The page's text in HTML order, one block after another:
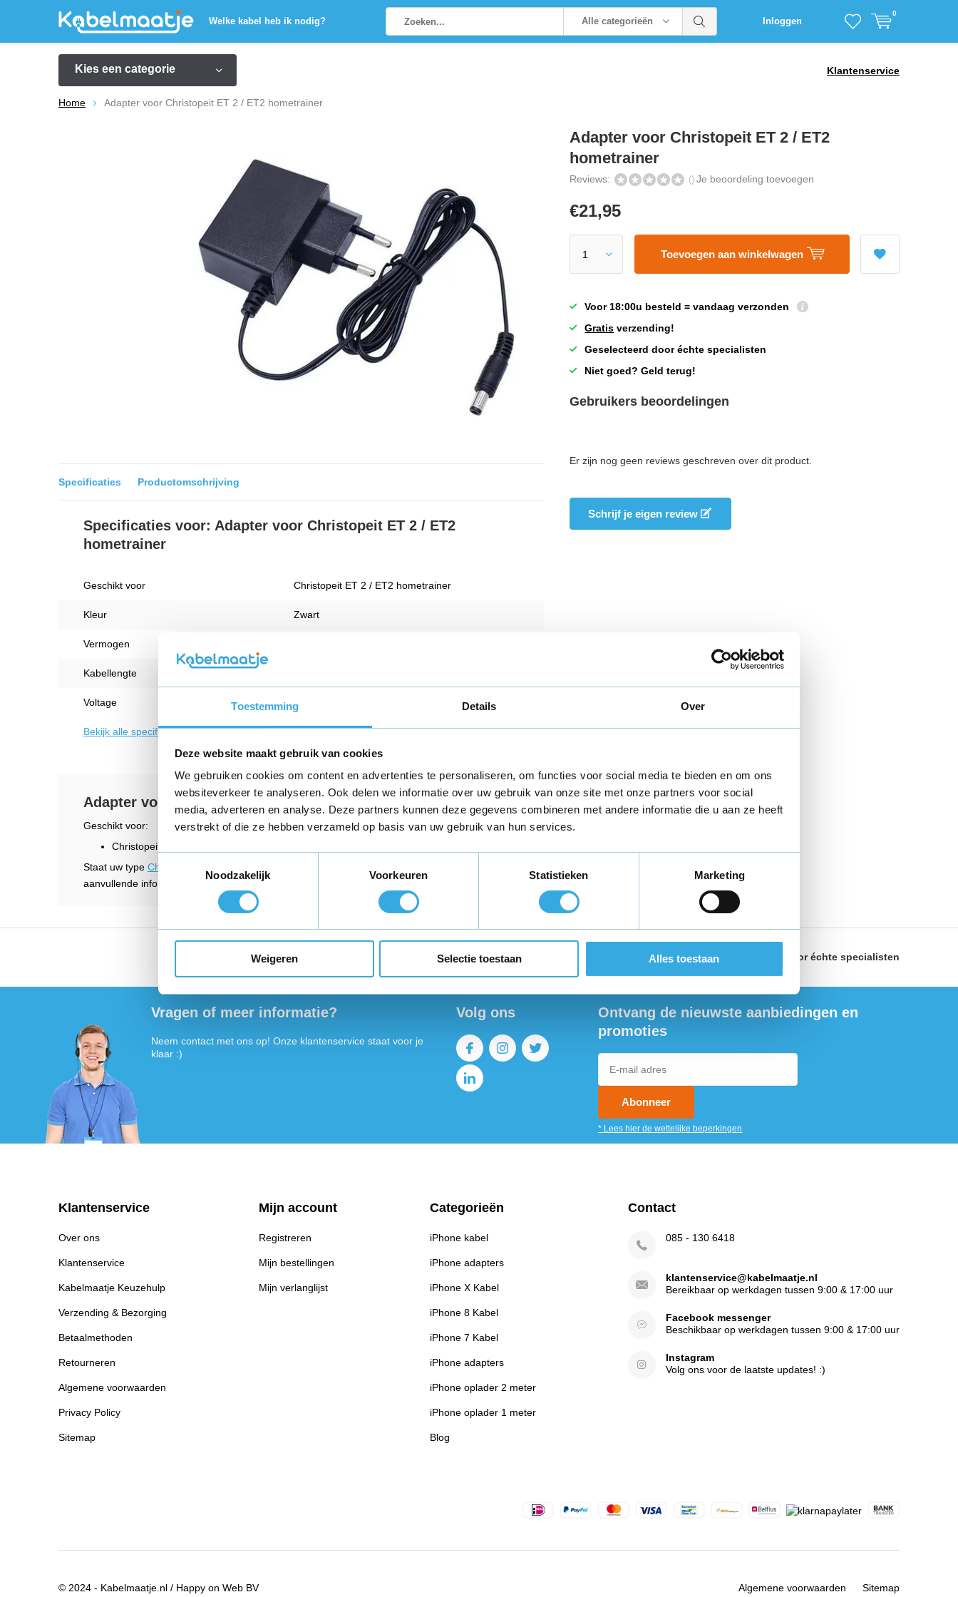
Toestemming Details Over
Deze website maakt gebruik van cookies
We gebruiken cookies om content en advertenties te personaliseren, om functies voor social media te bieden en om ons
websiteverkeer te analyseren. Ook delen we informatie over uw gebruik van onze site met onze partners voor social
media, adverteren en analyse. Deze partners kunnen deze gegevens combineren met andere informatie die u aan ze heeft
verstrekt of die ze hebben verzameld op basis van uw gebruik van hun services.
Noodzakelijk
Voorkeuren Statistieken Marketing
Weigeren Selectie toestaan Alles toestaan
Welke kabel heb ik nodig? Alle categorieën Inloggen
0
Kies een categorie Klantenservice
Home Adapter voor Christopeit ET 2 / ET2 hometrainer
Specificaties Productomschrijving
Specificaties voor: Adapter voor Christopeit ET 2 / ET2
hometrainer
Geschikt voor Christopeit ET 2 / ET2 hometrainer
Kleur Zwart
Vermogen
Kabellengte
Voltage 6 V
Bekijk alle specificaties
Adapter voor Christopeit ET 2 / ET2 hometrainer
Geschikt voor:
Christopeit ET 6 hometrainer
Staat uw type Christopeit hometrainer oplader
aanvullende informatie en wij helpen u graag verder.
Adapter voor Christopeit ET 2 / ET2
hometrainer
Reviews: () Je beoordeling toevoegen
€21,95
Toevoegen aan winkelwagen
Voor 18:00u besteld = vandaag verzonden
Gratis verzending!
Geselecteerd door échte specialisten
Niet goed? Geld terug!
Gebruikers beoordelingen
Er zijn nog geen reviews geschreven over dit product.
Schrijf je eigen review
Vandaag voor 18:00 besteld, Gratis verzending binnen Nederland Geselecteerd dooréchte specialisten
Vragen of meer informatie?
Neem contact met ons op! Onze klantenservice staat voor je
klaar :)
Volg ons
Ontvang de nieuwste aanbiedingen en
promoties
Abonneer
* Lees hier de wettelijke beperkingen
Klantenservice
Over ons
Klantenservice
Kabelmaatje Keuzehulp
Verzending & Bezorging
Betaalmethoden
Retourneren
Algemene voorwaarden
Privacy Policy
Sitemap
Mijn account
Registreren
Mijn bestellingen
Mijn verlanglijst
Categorieën
iPhone kabel
iPhone adapters
iPhone X Kabel
iPhone 8 Kabel
iPhone 7 Kabel
iPhone adapters
iPhone oplader 2 meter
iPhone oplader 1 meter
Blog
Contact
085 - 130 6418
klantenservice@kabelmaatje.nl
Bereikbaar op werkdagen tussen 9:00 & 17:00 uur
Facebook messenger
Beschikbaar op werkdagen tussen 9:00 & 17:00 uur
Instagram
Volg ons voor de laatste updates! :)
© 2024 - Kabelmaatje.nl / Happy on Web BV Algemene voorwaarden Sitemap